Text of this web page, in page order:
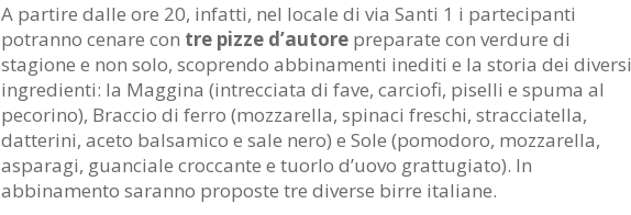
A partire dalle ore 20, infatti, nel locale di via Santi 1 i partecipanti
potranno cenare con tre pizze d’autore preparate con verdure di
stagione e non solo, scoprendo abbinamenti inediti e la storia dei diversi
ingredienti: la Maggina (intrecciata di fave, carciofi, piselli e spuma al
pecorino), Braccio di ferro (mozzarella, spinaci freschi, stracciatella,
datterini, aceto balsamico e sale nero) e Sole (pomodoro, mozzarella,
asparagi, guanciale croccante e tuorlo d’uovo grattugiato). In
abbinamento saranno proposte tre diverse birre italiane.